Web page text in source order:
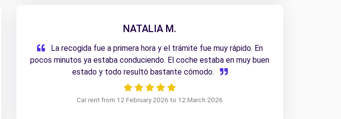
NATALIA M.
La recogida fue a primera hora y el trámite fue muy rápido. En
pocos minutos ya estaba conduciendo. El coche estaba en muy buen
estado y todo resultó bastante cómodo.
Car rent from 12 February 2026 to 12 March 2026